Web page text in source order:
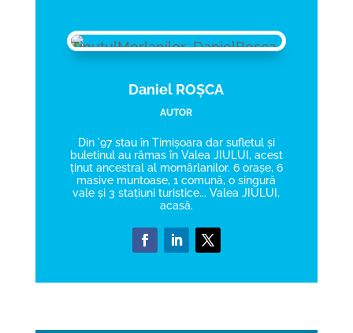
Daniel ROȘCA
AUTOR
Din '97 stau în Timișoara dar sufletul și
buletinul au rămas în Valea JIULUI, acest
ținut ancestral al momârlanilor. 6 orașe, 6
masive muntoase, 1 comună, o singură
vale și 3 stațiuni turistice... Valea JIULUI,
acasă.